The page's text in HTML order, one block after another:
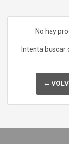
No hay
Intenta buscar
←